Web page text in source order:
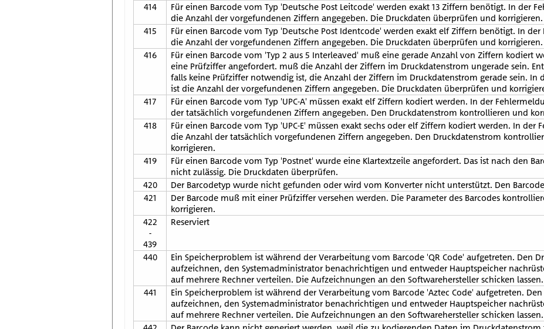
414
Für einen Barcode vom Typ 'Deutsche Post Leitcode' werden exakt 13 Ziffern benötigt. In der
die Anzahl der vorgefundenen Ziffern angegeben. Die Druckdaten überprüfen und korrigieren.
415
Für einen Barcode vom Typ 'Deutsche Post Identcode' werden exakt elf Ziffern benötigt. In
die Anzahl der vorgefundenen Ziffern angegeben. Die Druckdaten überprüfen und korrigieren.
416
Für einen Barcode vom 'Typ 2 aus 5 Interleaved' muß eine gerade Anzahl von Ziffern kodiert
eine Prüfziffer angefordert. muß die Anzahl der Ziffern im Druckdatenstrom ungerade sein.
falls keine Prüfziffer notwendig ist, die Anzahl der Ziffern im Druckdatenstrom gerade sein. In
ist die Anzahl der vorgefundenen Ziffern angegeben. Die Druckdaten überprüfen und
417
Für einen Barcode vom Typ 'UPC-A' müssen exakt elf Ziffern kodiert werden. In der
der tatsächlich vorgefundenen Ziffern angegeben. Den Druckdatenstrom kontrollieren und
418
Für einen Barcode vom Typ 'UPC-E' müssen exakt sechs oder elf Ziffern kodiert werden. In der
die Anzahl der tatsächlich vorgefundenen Ziffern angegeben. Den Druckdatenstrom
korrigieren.
419
Für einen Barcode vom Typ 'Postnet' wurde eine Klartextzeile angefordert. Das ist nach den
nicht zulässig. Die Druckdaten überprüfen.
420
Der Barcodetyp wurde nicht gefunden oder wird vom Konverter nicht unterstützt. Den
421
Der Barcode muß mit einer Prüfziffer versehen werden. Die Parameter des Barcodes
korrigieren.
422
-
439
Reserviert
440
Ein Speicherproblem ist während der Verarbeitung vom Barcode 'QR Code' aufgetreten. Den
aufzeichnen, den Systemadministrator benachrichtigen und entweder Hauptspeicher
auf mehrere Rechner verteilen. Die Aufzeichnungen an den Softwarehersteller schicken lassen.
441
Ein Speicherproblem ist während der Verarbeitung vom Barcode 'Aztec Code' aufgetreten.
aufzeichnen, den Systemadministrator benachrichtigen und entweder Hauptspeicher
auf mehrere Rechner verteilen. Die Aufzeichnungen an den Softwarehersteller schicken lassen.